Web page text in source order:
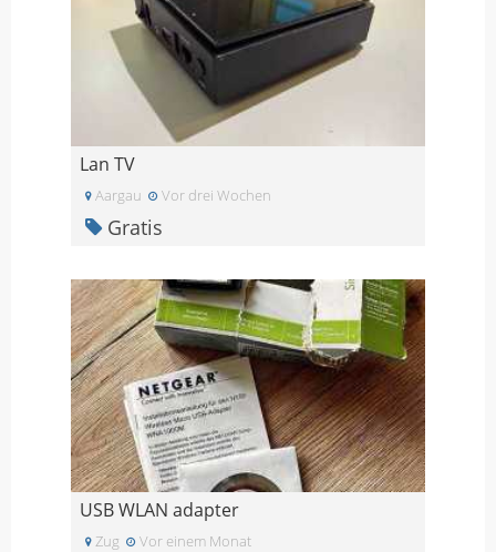
Lan TV
Aargau Vor drei Wochen
Gratis
USB WLAN adapter
Zug Vor einem Monat